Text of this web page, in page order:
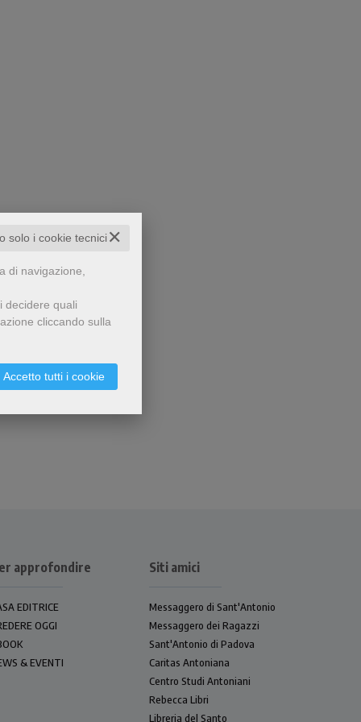
✕
solo i cookie tecnici
di navigazione,
decidere quali
cliccando sulla
Accetto tutti i cookie
approfondire
EDITRICE
OGGI
& EVENTI
Siti amici
Messaggero di Sant'Antonio
Messaggero dei Ragazzi
Sant'Antonio di Padova
Caritas Antoniana
Centro Studi Antoniani
Rebecca Libri
Libreria del Santo